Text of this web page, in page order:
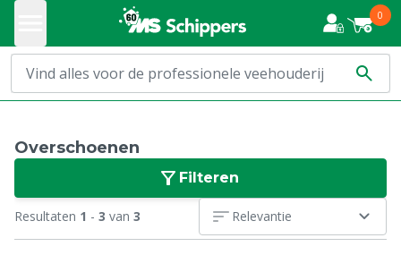
0
Overschoenen
Filteren
Resultaten 1 - 3 van 3 Relevantie